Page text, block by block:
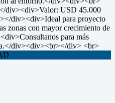
div><div>Valor: USD 45.000
div><div>Ideal para proyecto
zonas con mayor crecimiento de
para más
div><div><br></div> <br>